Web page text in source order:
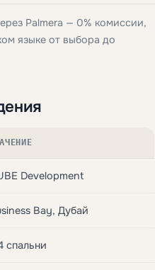
Palmera — 0% комиссии,
языке от выбора до
Development
Bay, Дубай
спальни